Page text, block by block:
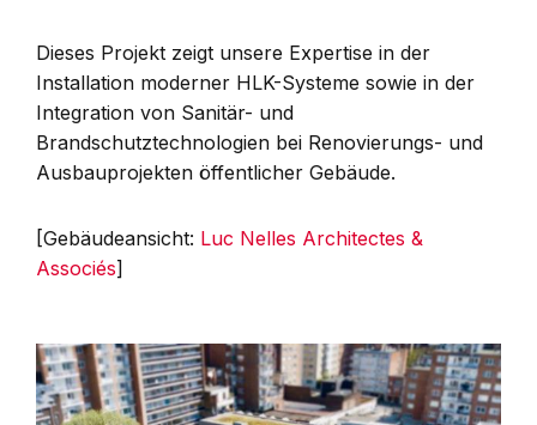
Dieses Projekt zeigt unsere Expertise in der
Installation moderner HLK-Systeme sowie in der
Integration von Sanitär- und
Brandschutztechnologien bei Renovierungs- und
Ausbauprojekten öffentlicher Gebäude.
[Gebäudeansicht: Luc Nelles Architectes &
Associés]